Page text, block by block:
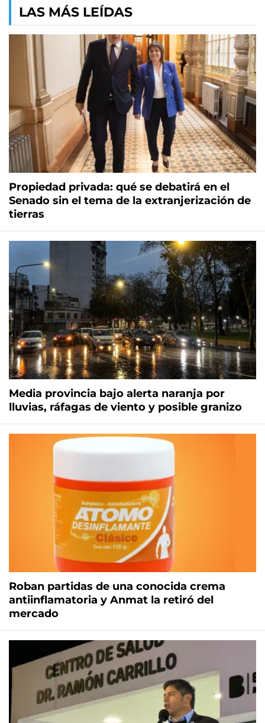
LAS MÁS LEÍDAS
Propiedad privada: qué se debatirá en el
Senado sin el tema de la extranjerización de
tierras
Media provincia bajo alerta naranja por
lluvias, ráfagas de viento y posible granizo
Roban partidas de una conocida crema
antiinflamatoria y Anmat la retiró del
mercado